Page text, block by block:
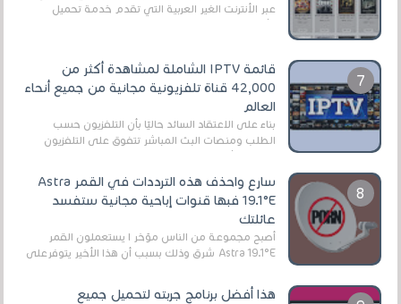
عبر الأنترنت الغير العربية التي تقدم خدمة تحميل
الأفلام على التورنت ، ومعظم هذه المواقع ل...
قائمة IPTV الشاملة لمشاهدة أكثر من
42,000 قناة تلفزيونية مجانية من جميع أنحاء
العالم
بناءً على الاعتقاد السائد حاليًا بأن التلفزيون حسب
الطلب ومنصات البث المباشر تتفوق على التلفزيون
الرقمي الأرضي التقليدي، يُعدّ IPTV-org خيار...
سارع واحذف هذه الترددات في القمر Astra
19.1°E فبها قنوات إباحية مجانية ستفسد
عائلتك
أصبح مجموعة من الناس مؤخر ا يستعملون القمر
Astra 19.1°E شرق وذلك بسبب أن هذا الأخير يتوفرعلى
هذا أفضل برنامج جربته لتحميل جميع